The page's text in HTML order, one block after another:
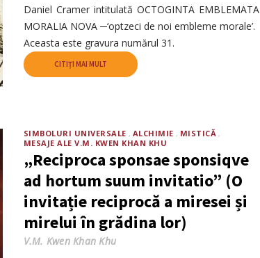
Daniel Cramer intitulată OCTOGINTA EMBLEMATA
MORALIA NOVA ─‘optzeci de noi embleme morale’.
Aceasta este gravura numărul 31.
CITIȚI MAI MULT
SIMBOLURI UNIVERSALE ALCHIMIE
MISTICĂ
MESAJE ALE V.M. KWEN KHAN KHU
„Reciproca sponsae sponsiqve
ad hortum suum invitatio” (O
invitație reciprocă a miresei și
mirelui în grădina lor)
V.M. Kwen Khan Khu